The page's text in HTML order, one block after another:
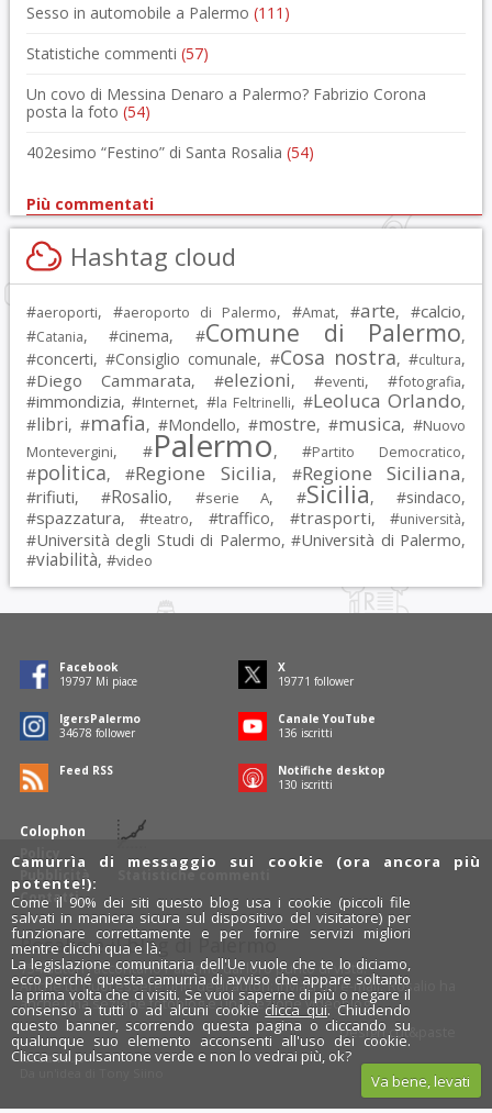
Sesso in automobile a Palermo (111)
Statistiche commenti (57)
Un covo di Messina Denaro a Palermo? Fabrizio Corona
posta la foto (54)
402esimo “Festino” di Santa Rosalia (54)
Più commentati
Hashtag cloud
#aeroporti, #aeroporto di Palermo, #Amat, #arte, #calcio,
#Catania, #cinema, #Comune di Palermo,
#concerti, #Consiglio comunale, #Cosa nostra, #cultura,
#Diego Cammarata, #elezioni, #eventi, #fotografia,
#immondizia, #Internet, #la Feltrinelli, #Leoluca Orlando,
#libri, #mafia, #Mondello, #mostre, #musica, #Nuovo
Montevergini, #Palermo, #Partito Democratico,
#politica, #Regione Sicilia, #Regione Siciliana,
#rifiuti, #Rosalio, #serie A, #Sicilia, #sindaco,
#spazzatura, #teatro, #traffico, #trasporti, #università,
#Università degli Studi di Palermo, #Università di Palermo,
#viabilità, #video
Colophon
Policy
Pubblicità
Contatti
Statistiche commenti
Facebook
19797 Mi piace
X
19771 follower
IgersPalermo
34678 follower
Canale YouTube
136 iscritti
Feed RSS
Notifiche desktop
130 iscritti
Rosalio è il blog di Palermo
754 autoriraccontano Palermo dal loro punto di vista.
Anche tu puoi essere uno degli autori: inviaci un' e-mail. Rosalio ha
anche una sezionefotobloge una sezionevideoblog.
Designcut&paste
Rosalio.it
x
Instagram
Camurrìa di messaggio sui cookie (ora ancora più
potente!):
Come il 90% dei siti questo blog usa i cookie (piccoli file
salvati in maniera sicura sul dispositivo del visitatore) per
funzionare correttamente e per fornire servizi migliori
mentre clicchi qua e là.
La legislazione comunitaria dell'Ue vuole che te lo diciamo,
ecco perché questa camurrìa di avviso che appare soltanto
la prima volta che ci visiti. Se vuoi saperne di più o negare il
consenso a tutti o ad alcuni cookie clicca qui. Chiudendo
questo banner, scorrendo questa pagina o cliccando su
qualunque suo elemento acconsenti all'uso dei cookie.
Clicca sul pulsantone verde e non lo vedrai più, ok?
Va bene, levati